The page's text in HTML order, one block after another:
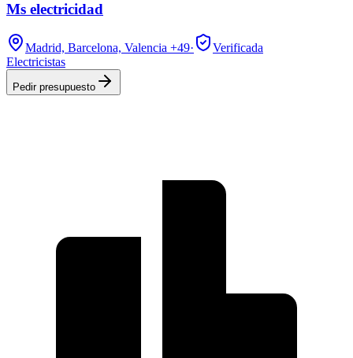
Ms electricidad
Madrid, Barcelona, Valencia +49·
Verificada
Electricistas
Pedir presupuesto